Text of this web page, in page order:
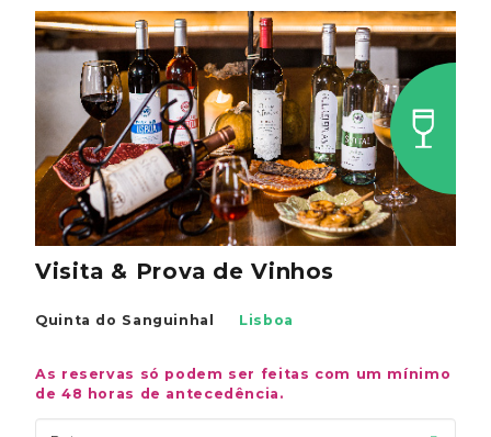
Visita & Prova de Vinhos
Quinta do Sanguinhal Lisboa
As reservas só podem ser feitas com um mínimo
de 48 horas de antecedência.